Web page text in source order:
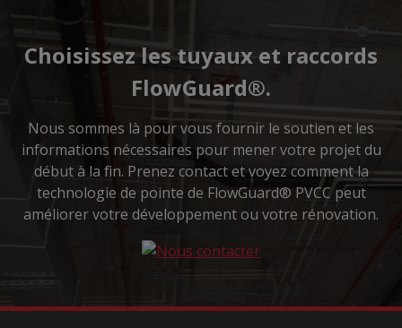
Choisissez les tuyaux et raccords
FlowGuard®.
Nous sommes là pour vous fournir le soutien et les
informations nécessaires pour mener votre projet du
début à la fin. Prenez contact et voyez comment la
technologie de pointe de FlowGuard® PVCC peut
améliorer votre développement ou votre rénovation.